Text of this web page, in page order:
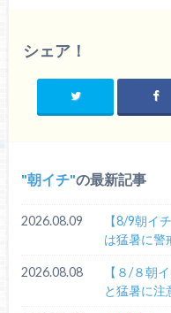
シェア！
朝イチ の最新記事
2026.08.09
【8/9朝イ
は猛暑に警
2026.08.08
【８/８朝
と猛暑に注